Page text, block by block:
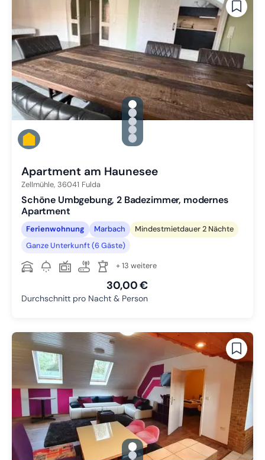
gallery.slide_selector
Zu Slide 1 wechseln
Zu Slide 2 wechseln
Zu Slide 3 wechseln
Zu Slide 4 wechseln
Zu Slide 5 wechseln
Apartment am Haunesee
Zellmühle, 36041 Fulda
Schöne Umbgebung, 2 Badezimmer, modernes
Apartment
Ferienwohnung Marbach
Mindestmietdauer 2 Nächte
Ganze Unterkunft (6 Gäste)
+ 13 weitere
30,00 €
Durchschnitt pro Nacht & Person
gallery.slide_selector
Zu Slide 1 wechseln